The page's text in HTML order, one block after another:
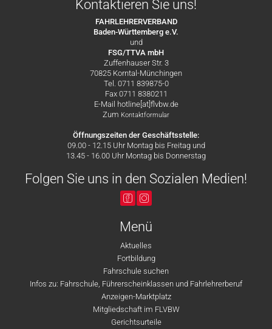
Kontaktieren Sie uns!
FAHRLEHRERVERBAND
Baden-Württemberg e.V.
und
FSG/TTVA mbH
Zuffenhauser Str. 3
70825 Korntal-Münchingen
Tel. 0711 839875-0
Fax 0711 8380211
E-Mail hotline[at]flvbw.de
Zum Kontaktformular
Öffnungszeiten der Geschäftsstelle:
09.00 - 12.15 Uhr Montag bis Freitag und
13.45 - 16.00 Uhr Montag bis Donnerstag
Folgen Sie uns in den Sozialen Medien!
Menü
Aktuelles
Fortbildung
Fahrschule suchen
Infos zu: Fahrschule, Führerscheinklassen und Fahrlehrerberuf
Anzeigen-Marktplatz
Mitgliedschaft im FLVBW
Gerichtsurteile